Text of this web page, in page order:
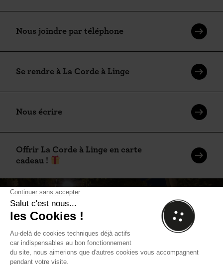
Nous joindre par téléphone
Se rendre à La Corde à Linge
Nous écrire
Offrir La Corde à Linge en carte
cadeau !
La Corde à Linge,
des actualités
fraîches & maison